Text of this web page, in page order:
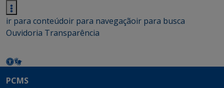
ir para conteúdoir para navegaçãoir para busca
Ouvidoria Transparência
PCMS